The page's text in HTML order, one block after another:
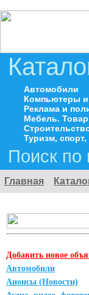
Автомобили
Компьютеры и
Реклама и
Мебель.
Туризм,
Поиск
Главная
Добавить новое
Автомобили
Анонсы (Новости)